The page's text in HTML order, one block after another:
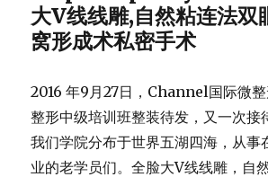
大V线线雕,自然粘连法双
窝形成术私密手术
2016 年9月27日，Channel国际微
整形中级培训班整装待发， 又一次接
我们学院分布于世界五湖四海， 从事
业的老学员们。全脸大V线线雕，自